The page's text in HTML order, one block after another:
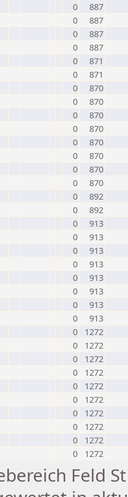
0
887
0
887
0
887
0
887
0
871
0
871
0
870
0
870
0
870
0
870
0
870
0
870
0
870
0
870
0
892
0
892
0
913
0
913
0
913
0
913
0
913
0
913
0
913
0
913
0
1272
0
1272
0
1272
0
1272
0
1272
0
1272
0
1272
0
1272
0
1272
0 1272
Feld